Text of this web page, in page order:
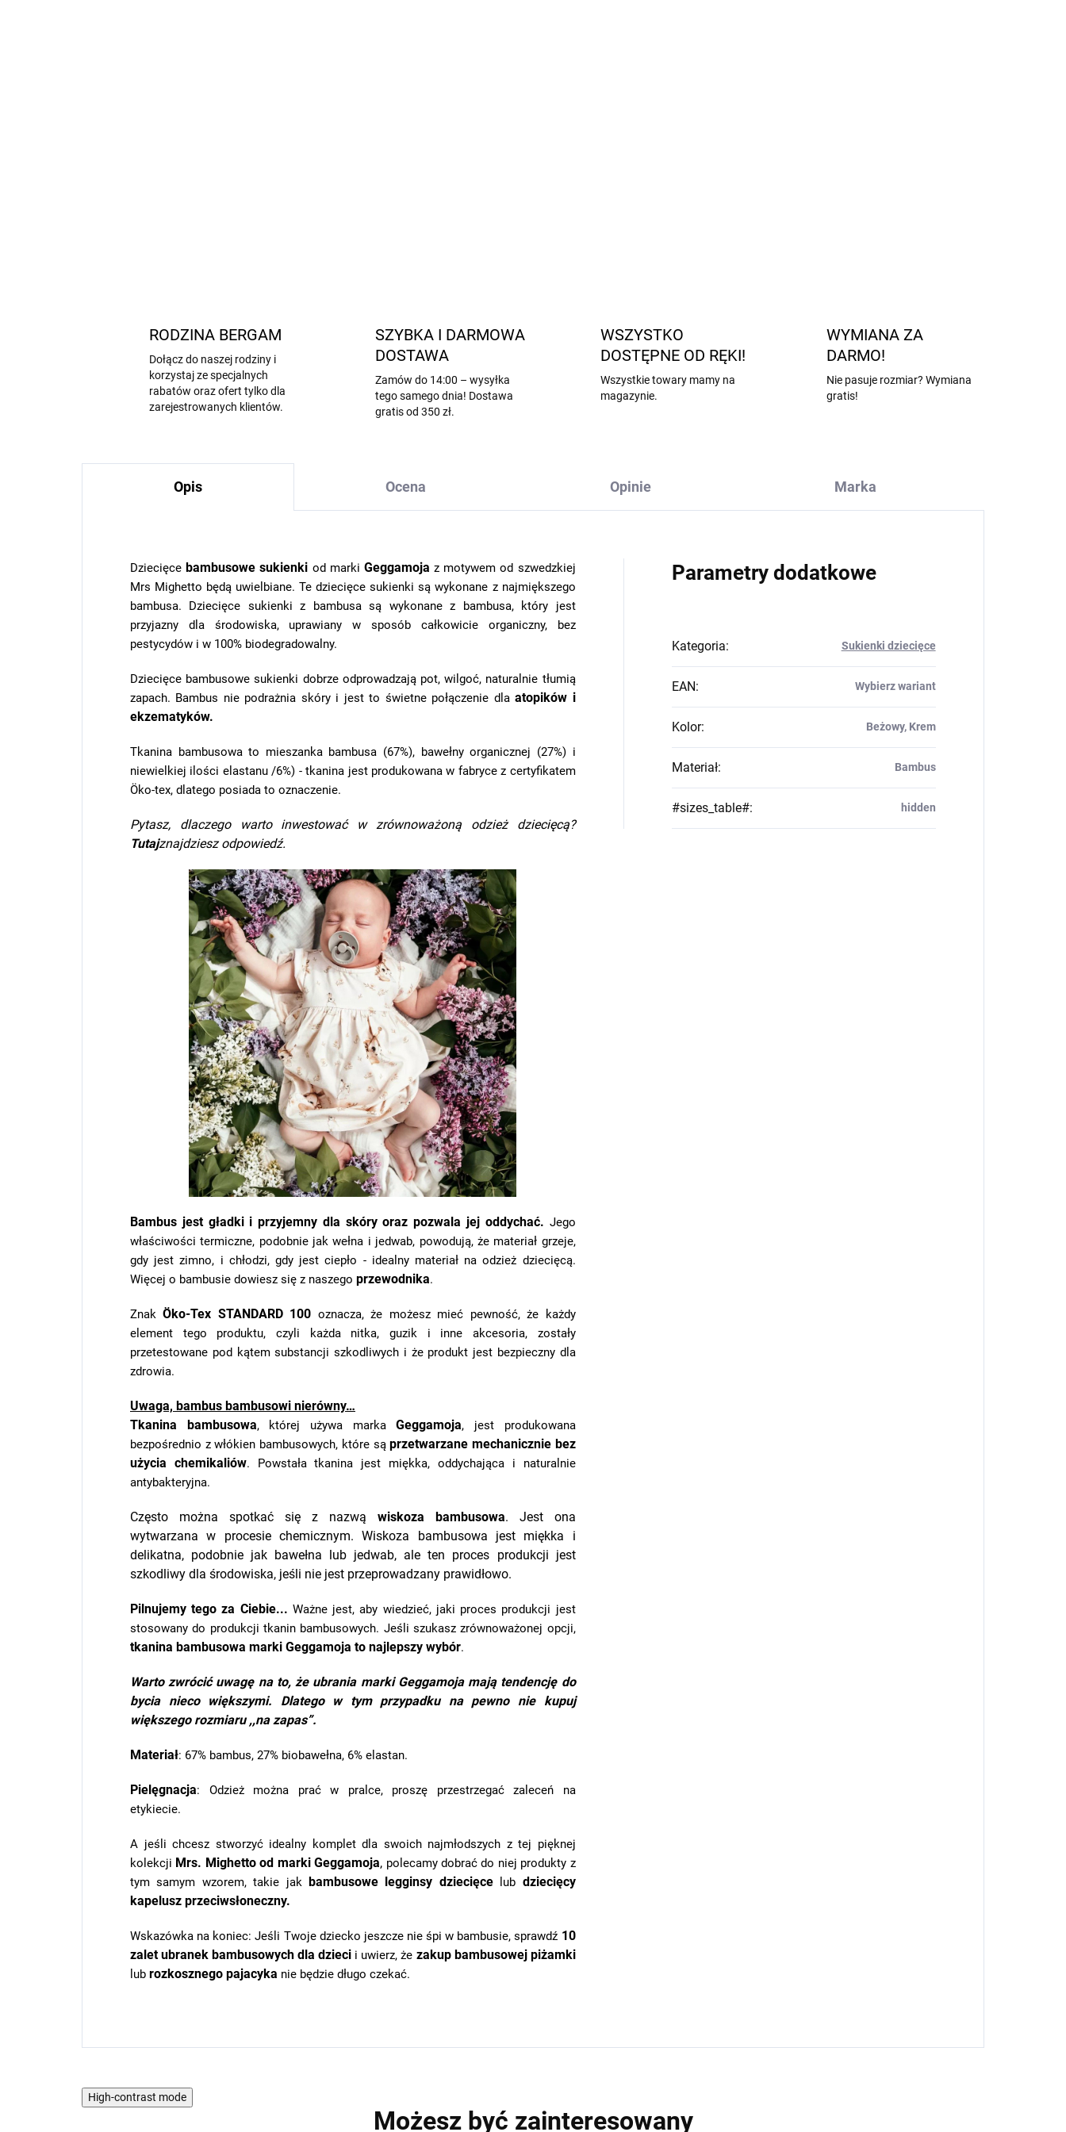
RODZINA BERGAM
Dołącz do naszej rodziny i
korzystaj ze specjalnych
rabatów oraz ofert tylko dla
zarejestrowanych klientów.
SZYBKA I DARMOWA
DOSTAWA
Zamów do 14:00 – wysyłka
tego samego dnia! Dostawa
gratis od 350 zł.
WSZYSTKO
DOSTĘPNE OD RĘKI!
Wszystkie towary mamy na
magazynie.
WYMIANA ZA
DARMO!
Nie pasuje rozmiar? Wymiana
gratis!
Opis Ocena Opinie Marka
Dziecięce bambusowe sukienki od marki Geggamoja z motywem od szwedzkiej
Mrs Mighetto będą uwielbiane. Te dziecięce sukienki są wykonane z najmiększego
bambusa. Dziecięce sukienki z bambusa są wykonane z bambusa, który jest
przyjazny dla środowiska, uprawiany w sposób całkowicie organiczny, bez
pestycydów i w 100% biodegradowalny.
Dziecięce bambusowe sukienki dobrze odprowadzają pot, wilgoć, naturalnie tłumią
zapach. Bambus nie podrażnia skóry i jest to świetne połączenie dlaatopików i
ekzematyków.
Tkanina bambusowa to mieszanka bambusa (67%), bawełny organicznej (27%) i
niewielkiej ilości elastanu /6%) - tkanina jest produkowana w fabryce z certyfikatem
Öko-tex, dlatego posiada to oznaczenie.
Pytasz, dlaczego warto inwestować w zrównoważoną odzież dziecięcą?
Tutajznajdziesz odpowiedź.
Bambus jest gładki i przyjemny dla skóry oraz pozwala jej oddychać. Jego
właściwości termiczne, podobnie jak wełna i jedwab, powodują, że materiał grzeje,
gdy jest zimno, i chłodzi, gdy jest ciepło - idealny materiał na odzież dziecięcą.
Więcej o bambusie dowiesz się z naszego przewodnika.
ZnakÖko-Tex STANDARD 100 oznacza, że możesz mieć pewność, że każdy
element tego produktu, czyli każda nitka, guzik i inne akcesoria, zostały
przetestowane pod kątem substancji szkodliwych i że produkt jest bezpieczny dla
zdrowia.
Uwaga, bambus bambusowi nierówny…
Tkanina bambusowa, której używa markaGeggamoja, jest produkowana
bezpośrednio z włókien bambusowych, które sąprzetwarzane mechanicznie bez
użycia chemikaliów. Powstała tkanina jest miękka, oddychająca i naturalnie
antybakteryjna.
Często można spotkać się z nazwą wiskoza bambusowa. Jest ona
wytwarzana w procesie chemicznym. Wiskoza bambusowa jest miękka i
delikatna, podobnie jak bawełna lub jedwab, ale ten proces produkcji jest
szkodliwy dla środowiska, jeśli nie jest przeprowadzany prawidłowo.
Pilnujemy tego za Ciebie... Ważne jest, aby wiedzieć, jaki proces produkcji jest
stosowany do produkcji tkanin bambusowych. Jeśli szukasz zrównoważonej opcji,
tkanina bambusowa marki Geggamoja to najlepszy wybór.
Warto zwrócić uwagę na to, że ubrania marki Geggamoja mają tendencję do
bycia nieco większymi. Dlatego w tym przypadku na pewno nie kupuj
większego rozmiaru ,,na zapas”.
Materiał: 67% bambus, 27% biobawełna, 6% elastan.
Pielęgnacja: Odzież można prać w pralce, proszę przestrzegać zaleceń na
etykiecie.
A jeśli chcesz stworzyć idealny komplet dla swoich najmłodszych z tej pięknej
kolekcji Mrs. Mighetto od marki Geggamoja, polecamy dobrać do niej produkty z
tym samym wzorem, takie jak bambusowe legginsy dziecięcelub dziecięcy
kapelusz przeciwsłoneczny.
Wskazówka na koniec: Jeśli Twoje dziecko jeszcze nie śpi w bambusie, sprawdź 10
zalet ubranek bambusowych dla dzieci i uwierz, że zakup bambusowej piżamki
lub rozkosznego pajacyka nie będzie długo czekać.
Parametry dodatkowe
Kategoria: Sukienki dziecięce
EAN: Wybierz wariant
Kolor: Beżowy, Krem
Materiał: Bambus
#sizes_table#: hidden
High-contrast mode
Możesz być zainteresowany